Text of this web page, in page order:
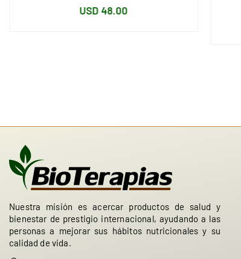
Precio
USD 48.00
Nuestra misión es acercar productos de salud y
bienestar de prestigio internacional, ayudando a las
personas a mejorar sus hábitos nutricionales y su
calidad de vida.